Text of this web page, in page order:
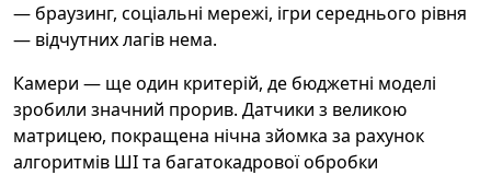
— браузинг, соціальні мережі, ігри середнього рівня
— відчутних лагів нема.
Камери — ще один критерій, де бюджетні моделі
зробили значний прорив. Датчики з великою
матрицею, покращена нічна зйомка за рахунок
алгоритмів ШІ та багатокадрової обробки